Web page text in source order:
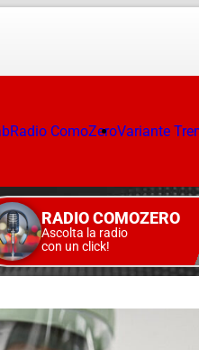
Radio ComoZeroVariante
RADIO COMOZERO
Ascolta la radio
con un click!